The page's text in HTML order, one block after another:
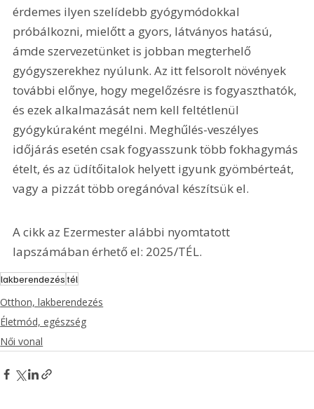
érdemes ilyen szelídebb gyógymódokkal
próbálkozni, mielőtt a gyors, látványos hatású,
ámde szervezetünket is jobban megterhelő
gyógyszerekhez nyúlunk. Az itt felsorolt növények
további előnye, hogy megelőzésre is fogyaszthatók,
és ezek alkalmazását nem kell feltétlenül
gyógykúraként megélni. Meghűlés-veszélyes
időjárás esetén csak fogyasszunk több fokhagymás
ételt, és az üdítőitalok helyett igyunk gyömbérteát,
vagy a pizzát több oregánóval készítsük el.
A cikk az Ezermester alábbi nyomtatott
lapszámában érhető el: 2025/TÉL.
lakberendezéstél
Otthon, lakberendezés
Életmód, egészség
Női vonal